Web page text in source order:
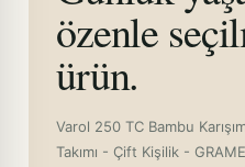
özenle
ürün.
Varol 250 TC Bambu
Takımı - Çift Kişilik -